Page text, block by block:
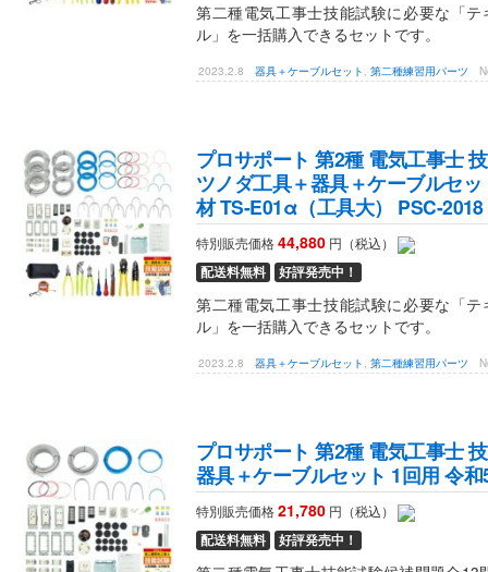
第二種電気工事士技能試験に必要な「
ル」を一括購入できるセットです。
2023.2.8 器具＋ケーブルセット , 第二種練習用パーツ
プロサポート 第2種 電気工事士
ツノダ工具＋器具＋ケーブルセ
材 TS-E01α（工具大） PSC-2018
特別販売価格44,880 円（税込）
配送料無料
好評発売中！
第二種電気工事士技能試験に必要な「
ル」を一括購入できるセットです。
2023.2.8 器具＋ケーブルセット , 第二種練習用パーツ
プロサポート 第2種 電気工事士
器具＋ケーブルセット 1回用 令
特別販売価格21,780 円（税込）
配送料無料
好評発売中！